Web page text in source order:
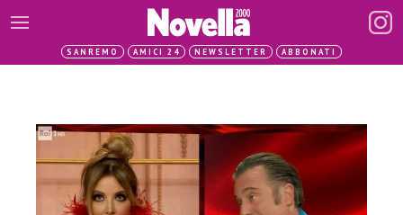
SANREMO AMICI 24 NEWSLETTER ABBONATI